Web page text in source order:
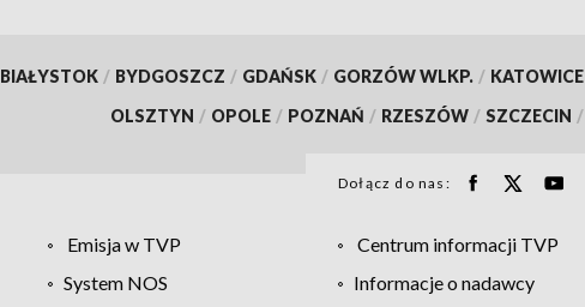
BIAŁYSTOK / BYDGOSZCZ / GDAŃSK / GORZÓW WLKP. / KATOWICE
OLSZTYN / OPOLE / POZNAŃ / RZESZÓW / SZCZECIN /
Dołącz do nas:
Emisja w TVP Centrum informacji TVP
System NOS Informacje o nadawcy